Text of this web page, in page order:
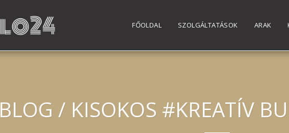
FŐOLDAL SZOLGÁLTATÁSOK ARAK
BLOG / KISOKOS #KREATÍV